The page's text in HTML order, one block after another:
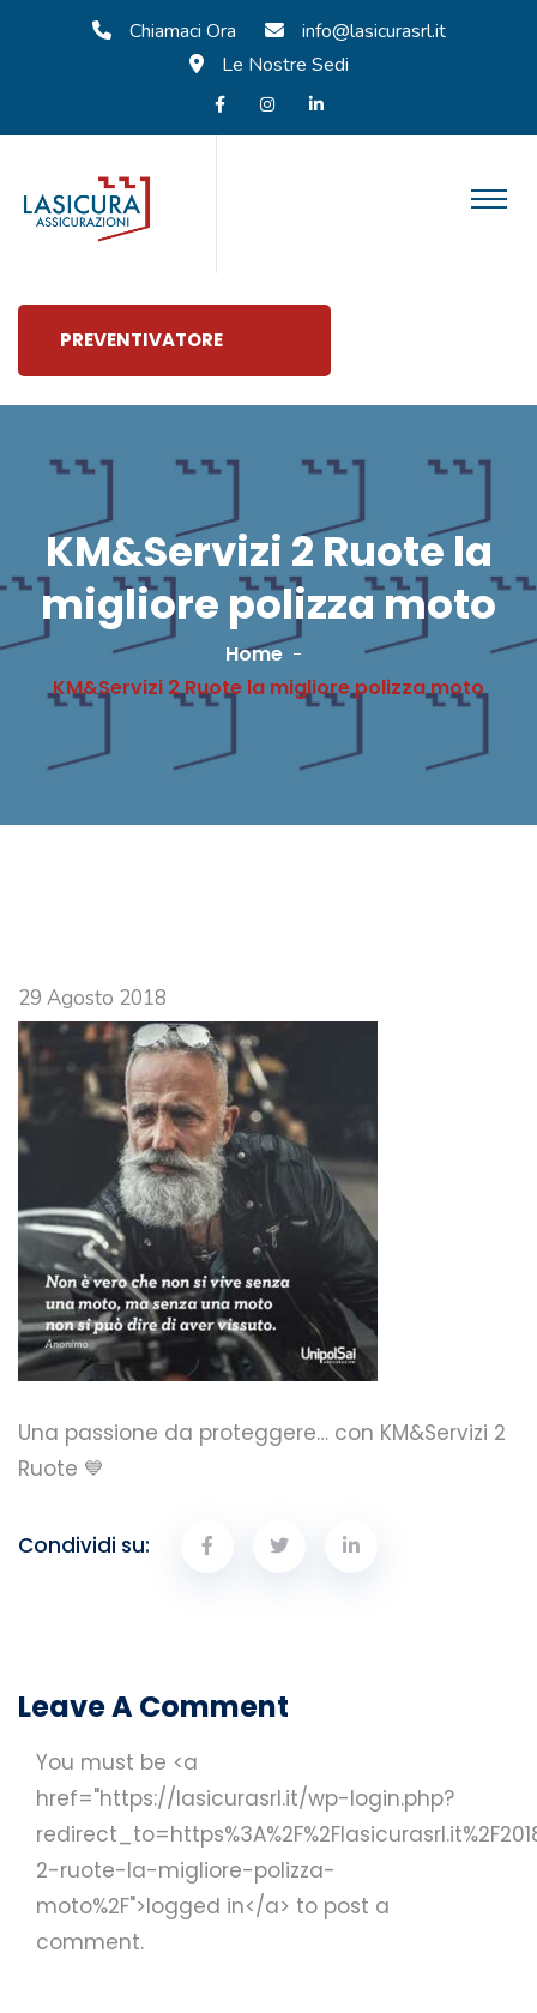
Chiamaci Ora
info@lasicurasrl.it
Le Nostre Sedi
PREVENTIVATORE
KM&Servizi 2 Ruote la
migliore polizza moto
Home
KM&Servizi 2 Ruote la migliore polizza moto
29 Agosto 2018
Una passione da proteggere… con KM&Servizi 2
Ruote 💙
Condividi su:
Leave A Comment
You must be <a
href="https://lasicurasrl.it/wp-login.php?
2-ruote-la-migliore-polizza-
moto%2F">logged in</a> to post a
comment.